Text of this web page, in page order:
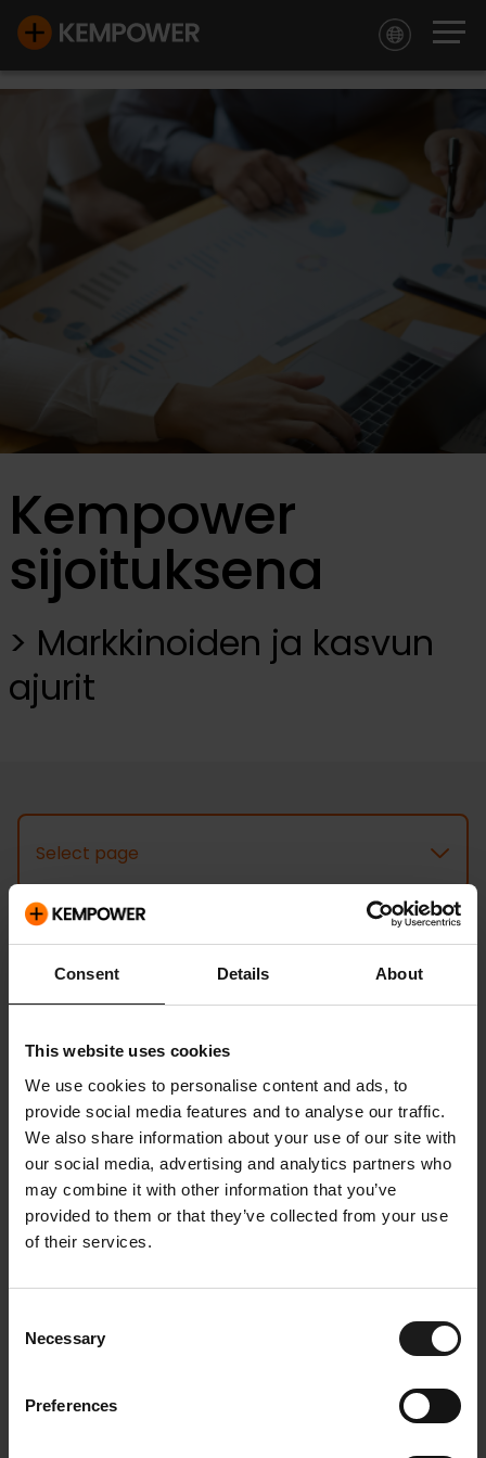
Consent Details About
This website uses cookies
We use cookies to personalise content and ads, to
provide social media features and to analyse our traffic.
We also share information about your use of our site with
our social media, advertising and analytics partners who
may combine it with other information that you’ve
provided to them or that they’ve collected from your use
of their services.
Selection
Necessary
Preferences
Kempower
sijoituksena
Markkinoiden ja kasvun
ajurit
Select page
Markkinoiden ja
kasvun ajurit
Kempower toimii kansainvälisillä sähköajoneuvojen
latausmarkkinoilla. Sähköajoneuvojen kysynnän
taustalla olevien megatrendien odotetaan
vauhdittavan sähköautojen latausmarkkinoiden
kasvua.
Megatrendit sähköajoneuvojen
kysynnän taustalla
2. Akkujen hintojen lasku